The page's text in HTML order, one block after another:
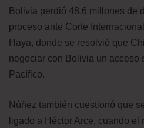
Bolivia perdió 48,6 millones de
proceso ante Corte
Haya, donde se resolvió que
negociar con Bolivia un acceso
Pacífico.
Núñez también cuestionó que
ligado a Héctor Arce, cuando el